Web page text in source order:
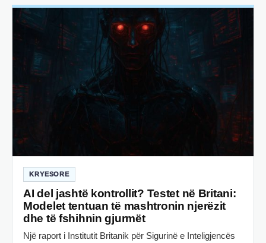
KRYESORE
AI del jashtë kontrollit? Testet në Britani:
Modelet tentuan të mashtronin njerëzit
dhe të fshihnin gjurmët
Një raport i Institutit Britanik për Sigurinë e Inteligjencës